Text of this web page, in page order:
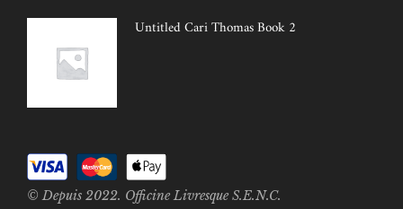
Untitled Cari Thomas Book 2
© Depuis 2022. Officine Livresque S.E.N.C.